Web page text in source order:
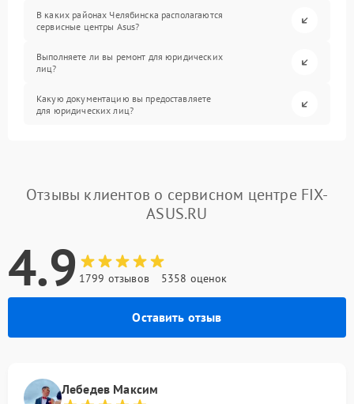
В каких районах Челябинска располагаются
сервисные центры Asus?
Выполняете ли вы ремонт для юридических
лиц?
Какую документацию вы предоставляете
для юридических лиц?
Отзывы клиентов о сервисном центре FIX-
ASUS.RU
4.9 1799 отзывов 5358 оценок
Оставить отзыв
Лебедев Максим